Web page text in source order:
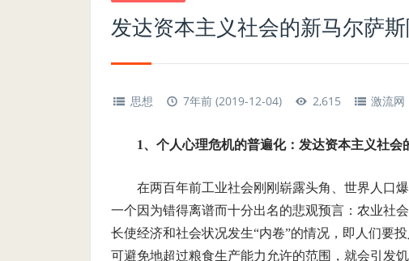
发达资本主义社会的新马尔萨
思想 7年前 (2019-12-04) 2,615 激流网
1、个人心理危机的普遍化：发达资本主义社会
在两百年前工业社会刚刚崭露头角、世界人口
一个因为错得离谱而十分出名的悲观预言：农业社
长使经济和社会状况发生“内卷”的情况，即人们要
可避免地超过粮食生产能力允许的范围，就会引发